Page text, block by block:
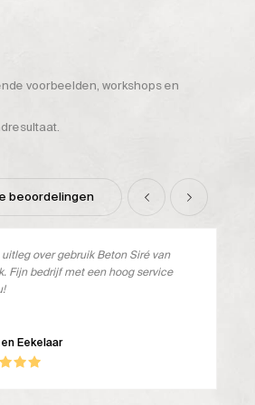
voorbeelden, workshops en
beoordelingen
Eekelaar
over gebruik Beton Siré van
Fijn bedrijf met een hoog service